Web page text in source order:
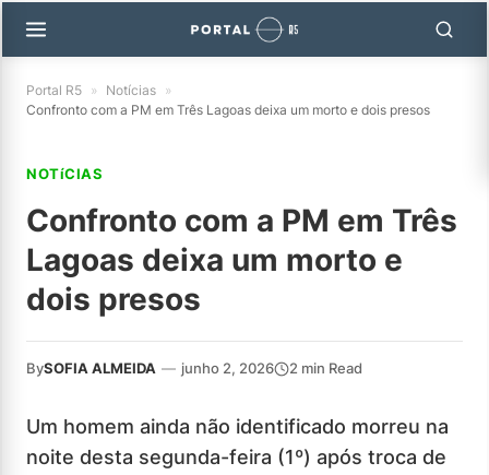
Portal R5 » Notícias »
Confronto com a PM em Três Lagoas deixa um morto e dois presos
NOTíCIAS
Confronto com a PM em Três
Lagoas deixa um morto e
dois presos
BySOFIA ALMEIDA — junho 2, 2026 2 min Read
Um homem ainda não identificado morreu na
noite desta segunda-feira (1º) após troca de